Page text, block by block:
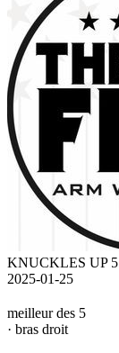
KNUCKLES UP 5
2025-01-25
meilleur des 5
· bras droit